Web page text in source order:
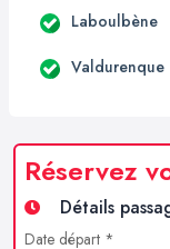
Laboulbène
Valdurenque
Réservez
Détails
Date départ *